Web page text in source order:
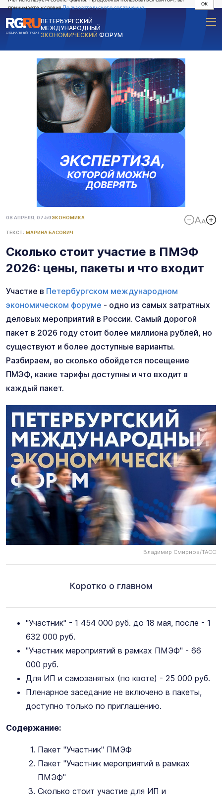
принимаете условияПользовательского соглашения
OK
СПЕЦИАЛЬНЫЙ ПРОЕКТ
ПЕТЕРБУРГСКИЙ
МЕЖДУНАРОДНЫЙ
ЭКОНОМИЧЕСКИЙ ФОРУМ
08 АПРЕЛЯ, 07:59ЭКОНОМИКА
ТЕКСТ: МАРИНА БАСОВИЧ
Сколько стоит участие в ПМЭФ
2026: цены, пакеты и что входит
Участие в Петербургском международном
экономическом форуме - одно из самых затратных
деловых мероприятий в России. Самый дорогой
пакет в 2026 году стоит более миллиона рублей, но
существуют и более доступные варианты.
Разбираем, во сколько обойдется посещение
ПМЭФ, какие тарифы доступны и что входит в
каждый пакет.
Владимир Смирнов/ТАСС
Коротко о главном
"Участник" - 1 454 000 руб. до 18 мая, после - 1
632 000 руб.
"Участник мероприятий в рамках ПМЭФ" - 66
000 руб.
Для ИП и самозанятых (по квоте) - 25 000 руб.
Пленарное заседание не включено в пакеты,
доступно только по приглашению.
Содержание:
Пакет "Участник" ПМЭФ
Пакет "Участник мероприятий в рамках
ПМЭФ"
Сколько стоит участие для ИП и